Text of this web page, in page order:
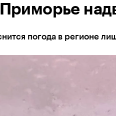
погода в регионе